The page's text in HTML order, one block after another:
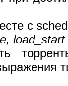
с